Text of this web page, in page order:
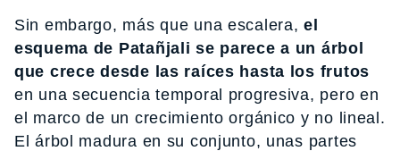
Sin embargo, más que una escalera,el
esquema de Patañjali se parece a un árbol
que crece desde las raíces hasta los frutos
en una secuencia temporal progresiva, pero en
el marco de un crecimiento orgánico y no lineal.
El árbol madura en su conjunto, unas partes